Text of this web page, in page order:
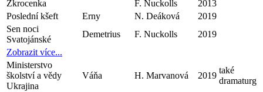
Zkrocenka F. Nuckolls
2013
Poslední kšeft
Erny N. Deáková
2019
Sen noci
Svatojánské
Demetrius F. Nuckolls
2019
Zobrazit více...
Ministerstvo
školství a vědy
Ukrajina
Váňa H. Marvanová 2019
také
dramaturg